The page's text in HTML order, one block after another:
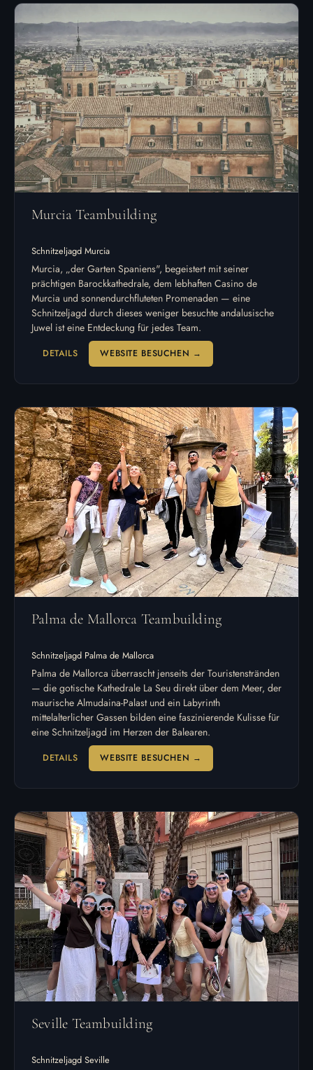
Murcia Teambuilding
Schnitzeljagd Murcia
Murcia, „der Garten Spaniens", begeistert mit seiner
prächtigen Barockkathedrale, dem lebhaften Casino de
Murcia und sonnendurchfluteten Promenaden — eine
Schnitzeljagd durch dieses weniger besuchte andalusische
Juwel ist eine Entdeckung für jedes Team.
DETAILS WEBSITE BESUCHEN →
Palma de Mallorca Teambuilding
Schnitzeljagd Palma de Mallorca
Palma de Mallorca überrascht jenseits der Touristenstränden
— die gotische Kathedrale La Seu direkt über dem Meer, der
maurische Almudaina-Palast und ein Labyrinth
mittelalterlicher Gassen bilden eine faszinierende Kulisse für
eine Schnitzeljagd im Herzen der Balearen.
DETAILS WEBSITE BESUCHEN →
Seville Teambuilding
Schnitzeljagd Seville